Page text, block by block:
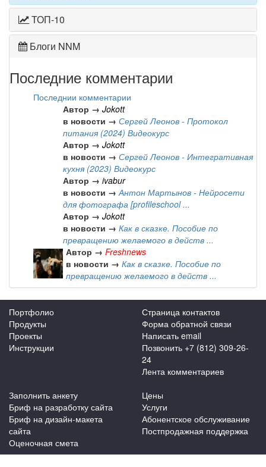
ТОП-10
Блоги NNM
Последние комментарии
Последнии комментарии
Автор → Jokott
в новости → Сергей Леонов - Протокол
питания (2024) Видеокурс
Автор → Jokott
в новости → Сергей Леонов - Интегративная
кухня (2023) Видеокурс
Автор → ivabur
в новости → Антон Мартынов - Нейросети
для фотографа [profileschool ...
Автор → Jokott
в новости → Как в сказке. Пособие по
превращению желаемого в действ ...
Автор → Freshnews
в новости → Как в сказке. Пособие по
превращению желаемого в действ ...
Портфолио
Продукты
Проекты
Инструкции
Страница контактов
Форма обратной связи
Написать email
Позвонить +7 (812) 309-26-
24
Лента комментариев
Заполнить анкету
Бриф на разработку сайта
Бриф на дизайн-макета
сайта
Оценочная смета
Цены
Услуги
Абонентское обслуживание
Постпродажная поддержка